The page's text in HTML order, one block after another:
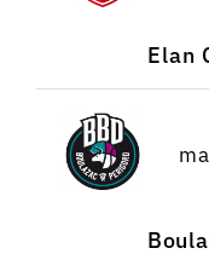
Elan